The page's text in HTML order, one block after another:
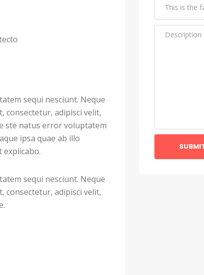
sequi nesciunt. Neque
consectetur, adipisci velit,
ste natus error voluptatem
ipsa quae ab illo
sequi nesciunt. Neque
consectetur, adipisci velit,